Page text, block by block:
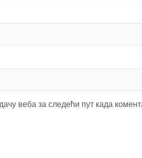
веба за следећи пут када